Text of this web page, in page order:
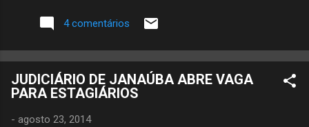
4 comentários
JUDICIÁRIO DE JANAÚBA ABRE VAGA
PARA ESTAGIÁRIOS
- agosto 23, 2014